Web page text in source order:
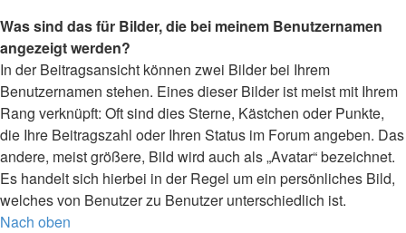
Was sind das für Bilder, die bei meinem Benutzernamen
angezeigt werden?
In der Beitragsansicht können zwei Bilder bei Ihrem
Benutzernamen stehen. Eines dieser Bilder ist meist mit Ihrem
Rang verknüpft: Oft sind dies Sterne, Kästchen oder Punkte,
die Ihre Beitragszahl oder Ihren Status im Forum angeben. Das
andere, meist größere, Bild wird auch als „Avatar“ bezeichnet.
Es handelt sich hierbei in der Regel um ein persönliches Bild,
welches von Benutzer zu Benutzer unterschiedlich ist.
Nach oben